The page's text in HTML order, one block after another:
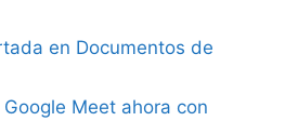
en Documentos de
Google Meet ahora con